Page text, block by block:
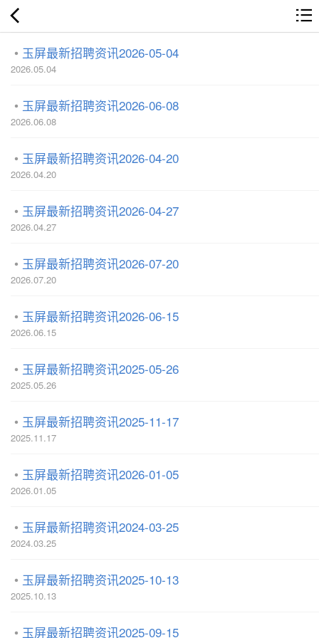
玉屏最新招聘资讯2026-05-04
2026.05.04
玉屏最新招聘资讯2026-06-08
2026.06.08
玉屏最新招聘资讯2026-04-20
2026.04.20
玉屏最新招聘资讯2026-04-27
2026.04.27
玉屏最新招聘资讯2026-07-20
2026.07.20
玉屏最新招聘资讯2026-06-15
2026.06.15
玉屏最新招聘资讯2025-05-26
2025.05.26
玉屏最新招聘资讯2025-11-17
2025.11.17
玉屏最新招聘资讯2026-01-05
2026.01.05
玉屏最新招聘资讯2024-03-25
2024.03.25
玉屏最新招聘资讯2025-10-13
2025.10.13
玉屏最新招聘资讯2025-09-15